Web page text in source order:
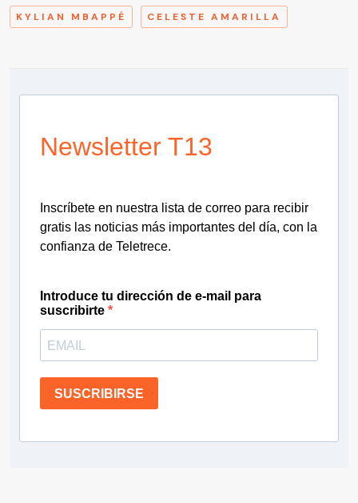
KYLIAN MBAPPÉ CELESTE AMARILLA
Newsletter T13
Inscríbete en nuestra lista de correo para recibir
gratis las noticias más importantes del día, con la
confianza de Teletrece.
Introduce tu dirección de e-mail para
suscribirte
SUSCRIBIRSE